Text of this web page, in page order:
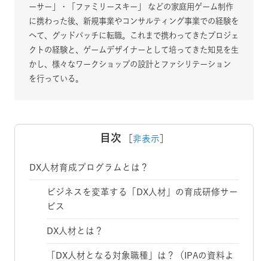
ーサー」・「ファミリースキー」 などの家庭用ゲーム制作
に携わった後、新規事業やコンサルティング事業での経験を
へて、グッドパッチに転職。これまで携わってきたプロジェ
クトの経験と、ゲームデザイナーとして培ってきた知見を生
かし、様々なワークショップの設計とファシリテーション
を行っている。
目次 非表示
DX人材育成プログラムとは？
ビジネスを変革する「DX人材」の育成研修サー
ビス
DX人材とは？
「DX人材となる対象職種」は？（IPAの資料よ